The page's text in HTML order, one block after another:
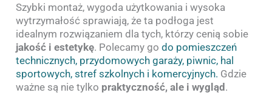
Szybki montaż, wygoda użytkowania i wysoka
wytrzymałość sprawiają, że ta podłoga jest
idealnym rozwiązaniem dla tych, którzy cenią sobie
jakość i estetykę. Polecamy godo pomieszczeń
technicznych, przydomowych garaży, piwnic, hal
sportowych, stref szkolnych i komercyjnych. Gdzie
ważne są nie tylko praktyczność, ale i wygląd.